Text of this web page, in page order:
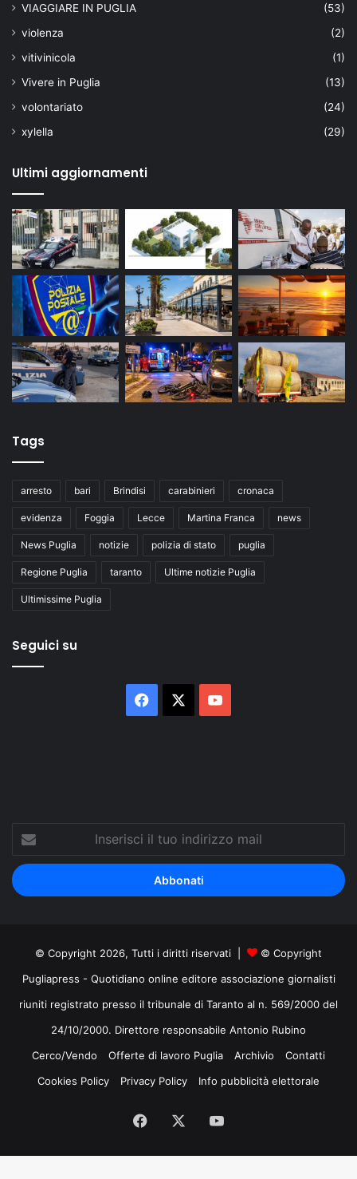
VIAGGIARE IN PUGLIA
(53)
violenza
(2)
vitivinicola
(1)
Vivere in Puglia
(13)
volontariato
(24)
xylella
(29)
Ultimi aggiornamenti
Tags
arresto bari Brindisi carabinieri cronaca
evidenza Foggia Lecce Martina Franca news
News Puglia notizie polizia di stato puglia
Regione Puglia taranto Ultime notizie Puglia
Ultimissime Puglia
Seguici su
Facebook
Inserisci
tuo
indirizzo
mail
© Copyright 2026, Tutti i diritti riservati |
© Copyright
Pugliapress - Quotidiano online editore associazione giornalisti
riuniti registrato presso il tribunale di Taranto al n. 569/2000 del
24/10/2000. Direttore responsabile Antonio Rubino
Cerco/Vendo
Offerte di lavoro Puglia Archivio
Contatti
Cookies Policy
Privacy Policy Info pubblicità elettorale
Facebook
Tube